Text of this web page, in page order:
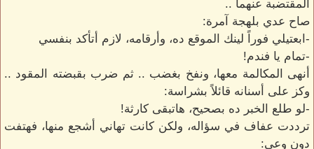
المقتضبة عنهما ..
صاح عدي بلهجة آمرة:
-ابعتيلي فوراً لينك الموقع ده، وأرقامه، لازم أتأكد بنفسي
-تمام يا فندم!
أنهى المكالمة معها، ونفخ بغضب .. ثم ضرب بقبضته المقود ..
وكز على أسنانه قائلاً بشراسة:
-لو طلع الخبر ده بصحيح، هاتبقى كارثة!
ترددت عفاف في سؤاله، ولكن كانت تهاني أشجع منها، فهتفت
دون وعي: